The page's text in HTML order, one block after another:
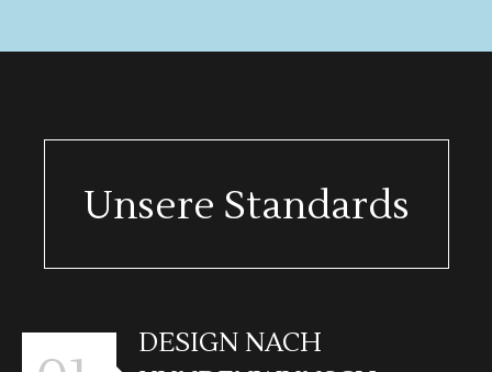
Unsere Standards
DESIGN NACH